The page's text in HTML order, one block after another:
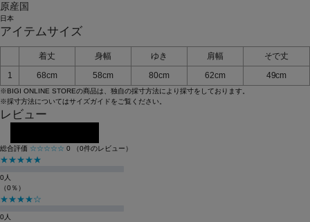
原産国
日本
アイテムサイズ
着丈 身幅 ゆき 肩幅
そで丈
1
68cm 58cm 80cm 62cm 49cm
※BIGI ONLINE STOREの商品は、独自の採寸方法により採寸をしております。
※採寸方法についてはサイズガイドをご覧ください。
レビュー
総合評価 ☆☆☆☆☆ 0 （0件のレビュー）
★★★★★
0人
（0％）
★★★★☆
0人